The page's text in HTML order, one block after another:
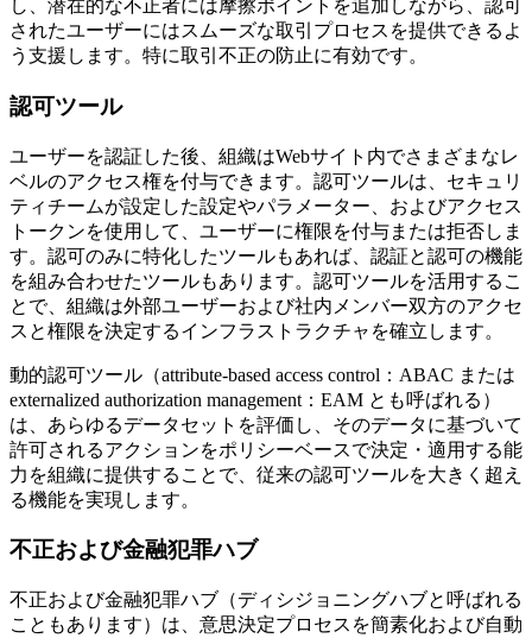
し、潜在的な不正者には摩擦ポイントを追加しながら、認可
されたユーザーにはスムーズな取引プロセスを提供できるよ
う支援します。特に取引不正の防止に有効です。
認可ツール
ユーザーを認証した後、組織はWebサイト内でさまざまなレ
ベルのアクセス権を付与できます。認可ツールは、セキュリ
ティチームが設定した設定やパラメーター、およびアクセス
トークンを使用して、ユーザーに権限を付与または拒否しま
す。認可のみに特化したツールもあれば、認証と認可の機能
を組み合わせたツールもあります。認可ツールを活用するこ
とで、組織は外部ユーザーおよび社内メンバー双方のアクセ
スと権限を決定するインフラストラクチャを確立します。
動的認可ツール（attribute-based access control：ABAC または
externalized authorization management：EAM とも呼ばれる）
は、あらゆるデータセットを評価し、そのデータに基づいて
許可されるアクションをポリシーベースで決定・適用する能
力を組織に提供することで、従来の認可ツールを大きく超え
る機能を実現します。
不正および金融犯罪ハブ
不正および金融犯罪ハブ（ディシジョニングハブと呼ばれる
こともあります）は、意思決定プロセスを簡素化および自動